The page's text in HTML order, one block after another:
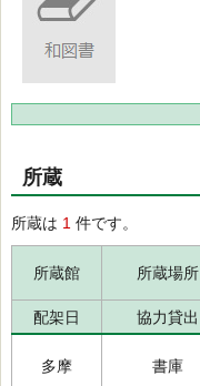
所蔵
所蔵は 1 件です。
所蔵館 所蔵場所
配架日 協力貸出
多摩 書庫